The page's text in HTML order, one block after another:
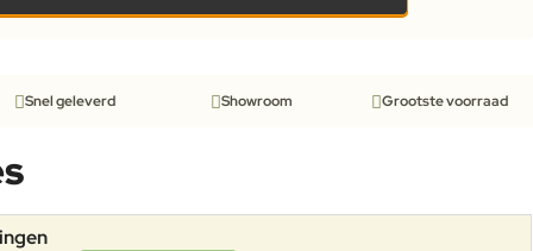
Snel geleverd Showroom Grootste voorraad